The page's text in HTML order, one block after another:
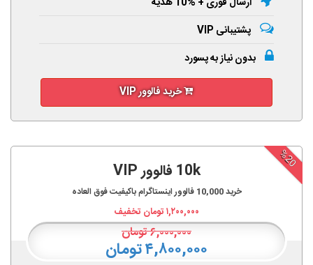
پشتیبانی VIP
بدون نیاز به پسورد
خرید فالوور VIP
%20
10k فالوور VIP
خرید10,000 فالوور اینستاگرام باکیفیت فوق العاده
۱,۲۰۰,۰۰۰تومان تخفیف
۶,۰۰۰,۰۰۰تومان
۴,۸۰۰,۰۰۰ تومان